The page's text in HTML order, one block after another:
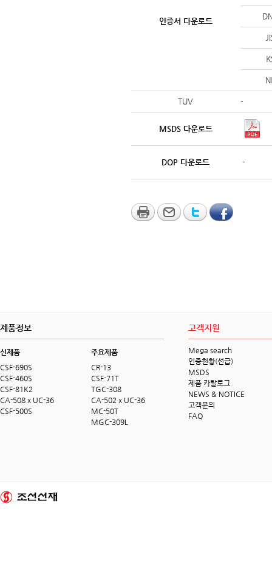
인증서 다운로드
TUV -
MSDS 다운로드
DOP 다운로드 -
제품정보
신제품
CSF-690S
CSF-460S
CSF-81K2
CA-508 x UC-36
CSF-500S
주요제품
CR-13
CSF-71T
TGC-308
CA-502 x UC-36
MC-50T
MGC-309L
고객지원
Mega search
인증현황(선급)
MSDS
제품 카탈로그
NEWS & NOTICE
고객문의
FAQ